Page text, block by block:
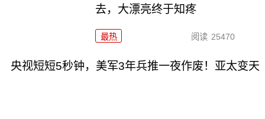
去，大漂亮终于知疼
最热 阅读 25470
央视短短5秒钟，美军3年兵推一夜作废！亚太变天